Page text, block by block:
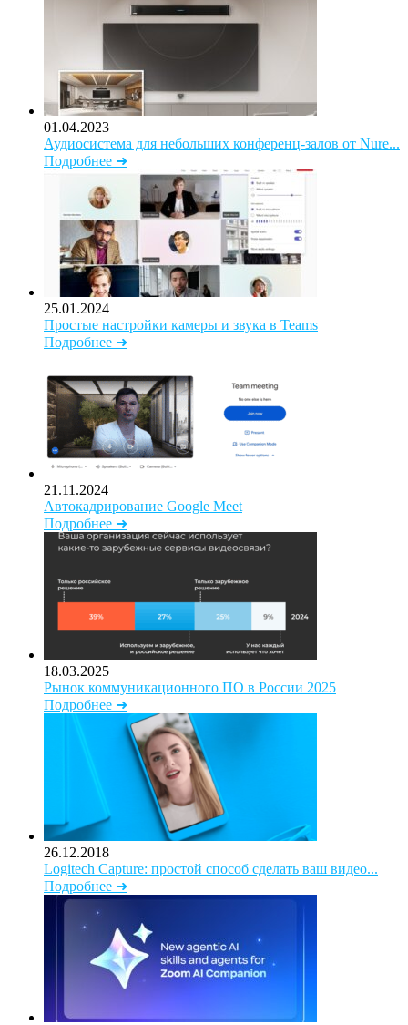
01.04.2023
Аудиосистема для небольших конференц-залов от Nure...
Подробнее ➜
25.01.2024
Простые настройки камеры и звука в Teams
Подробнее ➜
21.11.2024
Автокадрирование Google Meet
Подробнее ➜
18.03.2025
Рынок коммуникационного ПО в России 2025
Подробнее ➜
26.12.2018
Logitech Capture: простой способ сделать ваш видео...
Подробнее ➜